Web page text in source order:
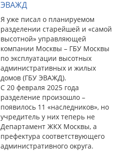
ЭВАЖД
Я уже писал о планируемом
разделении старейшей и «самой
высотной» управляющей
компании Москвы – ГБУ Москвы
по эксплуатации высотных
административных и жилых
домов (ГБУ ЭВАЖД).
С 20 февраля 2025 года
разделение произошло –
появилось 11 «наследников», но
учредитель у них теперь не
Департамент ЖКХ Москвы, а
префектура соответствующего
административного округа.